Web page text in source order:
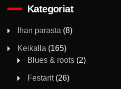
Kategoriat
Ihan parasta (8)
Keikalla (165)
Blues & roots (2)
Festarit(26)